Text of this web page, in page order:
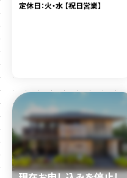
定休日：火・水 【祝日営業】